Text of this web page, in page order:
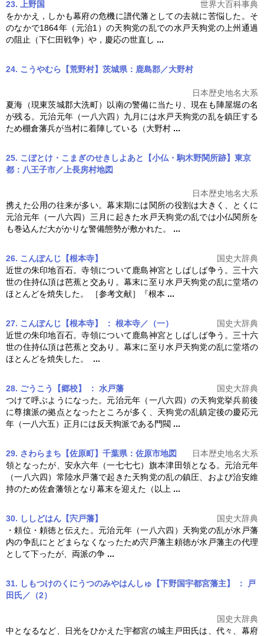
23. 上野国
世界大百科事典
をかかえ，しかも幕府の危機に譜代藩としての去就に苦悩した。そ
のなかで1864年（元治1）の天狗党の乱での水戸天狗党の上州通過
の阻止（下仁田戦争）や，慶応の世直し ...
24. こうやむら【荒野村】茨城県：鹿島郡／大野村
日本歴史地名大系
夏海（現東茨城郡大洗町）以南の警備に当たり、現在も陣屋堀の名
が残る。元治元年（一八六四）九月には水戸天狗党の乱を鎮圧する
ため棚倉藩兵が当村に着陣している（大野村 ...
25. こぼとけ・こまぎのせきしよあと【小仏・駒木野関所跡】東京
都：八王子市／上長房村地図
日本歴史地名大系
携えた公用の往来が多い。幕末期には関所の役割は大きく、とくに
元治元年（一八六四）三月に起きた水戸天狗党の乱では小仏関所を
も巻込んだ大がかりな警備態勢が敷かれた。 ...
26. こんぽんじ【根本寺】
国史大辞典
近世の朱印地百石。寺領について鹿島神宮としばしば争う。三十六
世の住持仏頂は芭蕉と交あり。幕末に至り水戸天狗党の乱に堂塔の
ほとんどを焼失した。 ［参考文献］『根本 ...
27. こんぽんじ【根本寺】 ： 根本寺／（一）
国史大辞典
近世の朱印地百石。寺領について鹿島神宮としばしば争う。三十六
世の住持仏頂は芭蕉と交あり。幕末に至り水戸天狗党の乱に堂塔の
ほとんどを焼失した。 ...
28. ごうこう【郷校】 ： 水戸藩
国史大辞典
つけて呼ぶようになった。元治元年（一八六四）の天狗党挙兵前後
に尊攘派の拠点となったところが多く、 天狗党の乱鎮定後の慶応元
年（一八六五）正月には反天狗派である門閥 ...
29. さわらまち【佐原町】千葉県：佐原市地図
日本歴史地名大系
領となったが、安永六年（一七七七）旗本津田領となる。元治元年
（一八六四）常陸水戸藩で起きた天狗党の乱の鎮圧、および治安維
持のため佐倉藩領となり幕末を迎えた（以上 ...
30. ししどはん【宍戸藩】
国史大辞典
・頼位・頼徳と伝えた。元治元年（一八六四） 天狗党の乱が水戸藩
内の争乱にとどまらなくなったため宍戸藩主頼徳が水戸藩主の代理
として下ったが、両派の争 ...
31. しもつけのくにうつのみやはんしゅ【下野国宇都宮藩主】 ： 戸
田氏／（2）
国史大辞典
中となるなど、日光をひかえた宇都宮の城主戸田氏は、代々、幕府